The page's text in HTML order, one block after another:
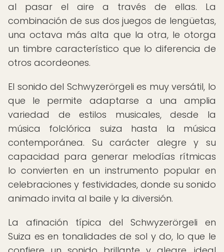
al pasar el aire a través de ellas. La
combinación de sus dos juegos de lengüetas,
una octava más alta que la otra, le otorga
un timbre característico que lo diferencia de
otros acordeones.
El sonido del Schwyzerörgeli es muy versátil, lo
que le permite adaptarse a una amplia
variedad de estilos musicales, desde la
música folclórica suiza hasta la música
contemporánea. Su carácter alegre y su
capacidad para generar melodías rítmicas
lo convierten en un instrumento popular en
celebraciones y festividades, donde su sonido
animado invita al baile y la diversión.
La afinación típica del Schwyzerörgeli en
Suiza es en tonalidades de sol y do, lo que le